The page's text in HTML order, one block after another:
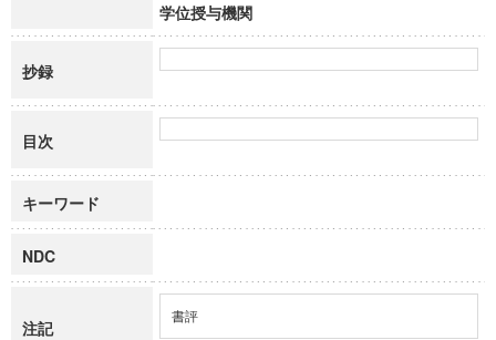
学位授与機関
抄録
目次
キーワード
NDC
注記
書評